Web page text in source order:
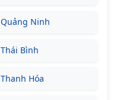
Quảng Ninh
Thái Bình
Thanh Hóa